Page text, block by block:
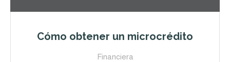
Cómo obtener un microcrédito
Financiera